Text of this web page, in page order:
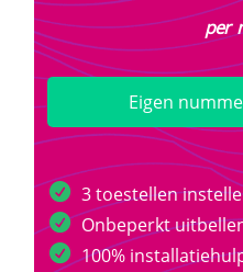
per
Eigen
3 toestellen
Onbeperkt
100%